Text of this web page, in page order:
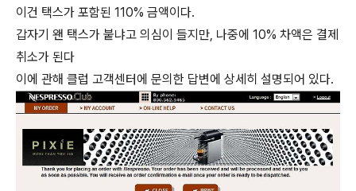
이건 택스가 포함된 110% 금액이다.
갑자기 왠 택스가 붙냐고 의심이 들지만, 나중에 10% 차액은 결제
취소가 된다
이에 관해 클럽 고객센터에 문의한 답변에 상세히 설명되어 있다.